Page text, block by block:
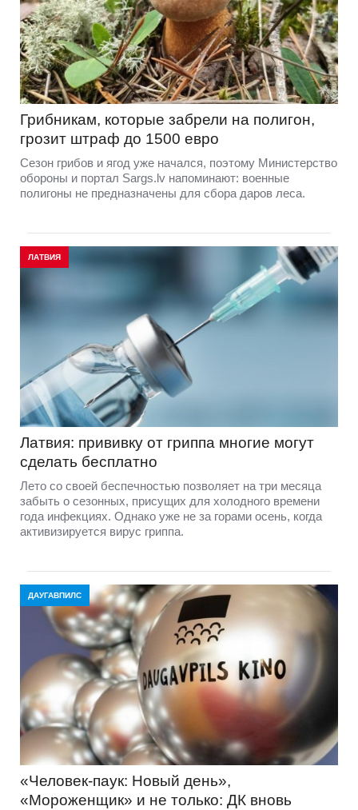
Грибникам, которые забрели на полигон,
грозит штраф до 1500 евро
Сезон грибов и ягод уже начался, поэтому Министерство
обороны и портал Sargs.lv напоминают: военные
полигоны не предназначены для сбора даров леса.
ЛАТВИЯ
Латвия: прививку от гриппа многие могут
сделать бесплатно
Лето со своей беспечностью позволяет на три месяца
забыть о сезонных, присущих для холодного времени
года инфекциях. Однако уже не за горами осень, когда
активизируется вирус гриппа.
ДАУГАВПИЛС
«Человек-паук: Новый день»,
«Мороженщик» и не только: ДК вновь